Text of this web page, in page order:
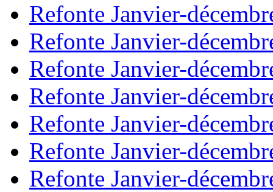
Refonte Janvier-
Refonte Janvier-
Refonte Janvier-
Refonte Janvier-
Refonte Janvier-
Refonte Janvier-
Refonte Janvier-